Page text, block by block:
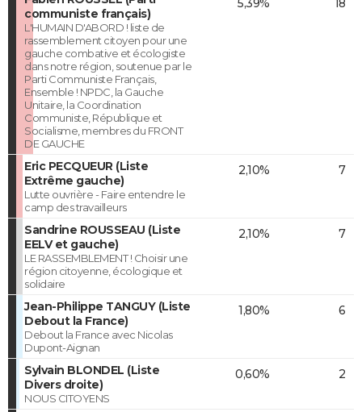
communiste français)
L'HUMAIN D'ABORD ! liste de
rassemblement citoyen pour une
gauche combative et écologiste
dans notre région, soutenue par le
Parti Communiste Français,
Ensemble ! NPDC, la Gauche
Unitaire, la Coordination
Communiste, République et
Socialisme, membres du FRONT
DE GAUCHE
5,39% 18
Eric PECQUEUR (Liste
Extrême gauche)
Lutte ouvrière - Faire entendre le
camp des travailleurs
2,10% 7
Sandrine ROUSSEAU (Liste
EELV et gauche)
LE RASSEMBLEMENT ! Choisir une
région citoyenne, écologique et
solidaire
2,10% 7
Jean-Philippe TANGUY (Liste
Debout la France)
Debout la France avec Nicolas
Dupont-Aignan
1,80% 6
Sylvain BLONDEL (Liste
Divers droite)
NOUS CITOYENS
0,60% 2